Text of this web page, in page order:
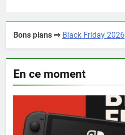
Bons plans ⇨ Black Friday 2026
En ce moment